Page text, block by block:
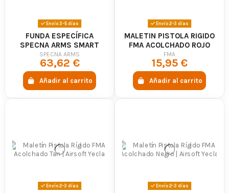
¡Explora nuestra amplia selección de maletines para pistolas de airsoft y
encuentra el maletín que mas se adapte a tus necesidades!
Categorías relacionadas:
Maletines de airsoft para fusiles
Maletines de airsoft para francotiradores
Envío 3-5 días
FUNDA ESPECÍFICA
SPECNA ARMS SMART
GUN CASE 47CM -
SPECNA ARMS
SPECNA ARMS
63,62 €
Añadir al carrito
Envío 2-3 días
MALETIN PISTOLA RIGIDO
FMA ACOLCHADO ROJO
FMA
15,95 €
Añadir al carrito
Envío 2-3 días Envío 2-3 días